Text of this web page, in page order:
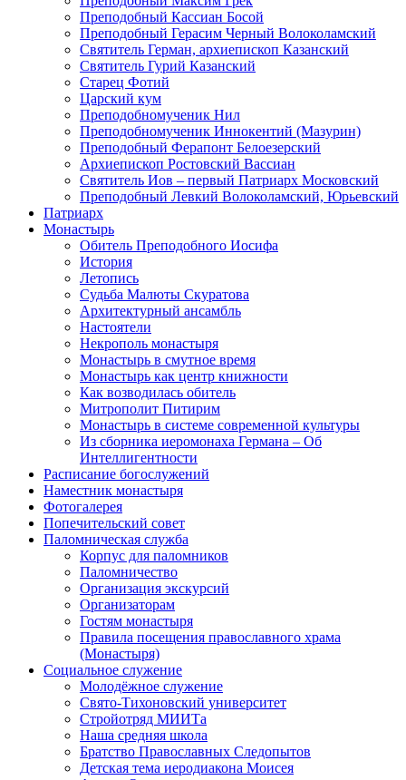
Преподобный Кассиан Босой
Преподобный Герасим Черный Волоколамский
Святитель Герман, архиепископ Казанский
Святитель Гурий Казанский
Старец Фотий
Царский кум
Преподобномученик Нил
Преподобномученик Иннокентий (Мазурин)
Преподобный Ферапонт Белоезерский
Архиепископ Ростовский Вассиан
Святитель Иов – первый Патриарх Московский
Преподобный Левкий Волоколамский, Юрьевский
Патриарх
Монастырь
Обитель Преподобного Иосифа
История
Летопись
Судьба Малюты Скуратова
Архитектурный ансамбль
Настоятели
Некрополь монастыря
Монастырь в смутное время
Монастырь как центр книжности
Как возводилась обитель
Митрополит Питирим
Монастырь в системе современной культуры
Из сборника иеромонаха Германа – Об
Интеллигентности
Расписание богослужений
Наместник монастыря
Фотогалерея
Попечительский совет
Паломническая служба
Корпус для паломников
Паломничество
Организация экскурсий
Организаторам
Гостям монастыря
Правила посещения православного храма
(Монастыря)
Социальное служение
Молодёжное служение
Свято-Тихоновский университет
Стройотряд МИИТа
Наша средняя школа
Братство Православных Следопытов
Детская тема иеродиакона Моисея